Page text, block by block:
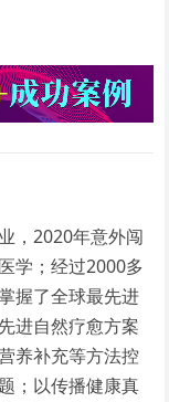
，2020年意外闯
学；经过2000多
握了全球最先进
进自然疗愈方案
养补充等方法控
；以传播健康真